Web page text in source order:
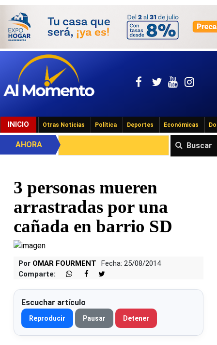
INICIO Otras Noticias Política Deportes Económicas
Buscar
AHORA
3 personas mueren
arrastradas por una
cañada en barrio SD
Por OMAR FOURMENT
Fecha: 25/08/2014
Comparte:
Escuchar artículo
Reproducir Pausar Detener